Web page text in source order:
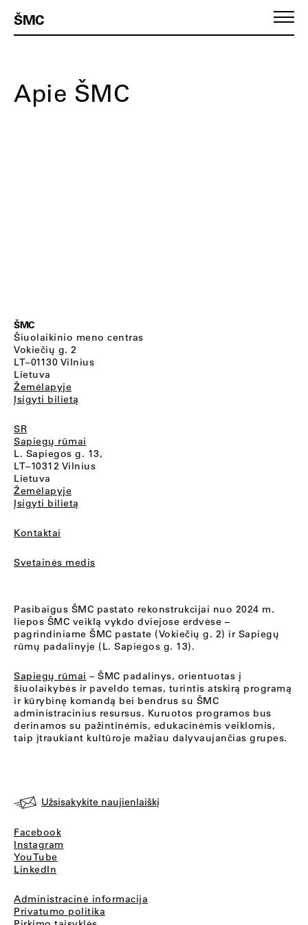
ŠMC
Apie ŠMC
ŠMC
Šiuolaikinio meno centras
Vokiečių g. 2
LT–01130 Vilnius
Lietuva
Žemėlapyje
Įsigyti bilietą
SR
Sapiegų rūmai
L. Sapiegos g. 13,
LT–10312 Vilnius
Lietuva
Žemėlapyje
Įsigyti bilietą
Kontaktai
Svetainės medis
Pasibaigus ŠMC pastato rekonstrukcijai nuo 2024 m.
liepos ŠMC veiklą vykdo dviejose erdvėse –
pagrindiniame ŠMC pastate (Vokiečių g. 2) ir Sapiegų
rūmų padalinyje (L. Sapiegos g. 13).
Sapiegų rūmai – ŠMC padalinys, orientuotas į
šiuolaikybės ir paveldo temas, turintis atskirą programą
ir kūrybinę komandą bei bendrus su ŠMC
administracinius resursus. Kuruotos programos bus
derinamos su pažintinėmis, edukacinėmis veiklomis,
taip įtraukiant kultūroje mažiau dalyvaujančias grupes.
Užsisakykite naujienlaiškį
Facebook
Instagram
YouTube
LinkedIn
Administracinė informacija
Privatumo politika